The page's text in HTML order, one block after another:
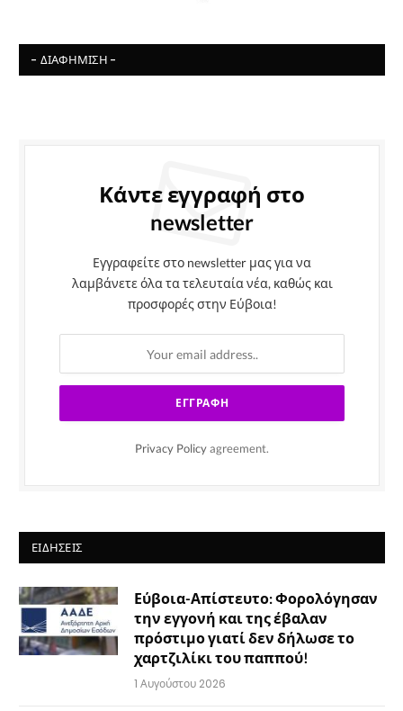
- ΔΙΑΦΉΜΙΣΗ -
Κάντε εγγραφή στο
newsletter
Εγγραφείτε στο newsletter μας για να
λαμβάνετε όλα τα τελευταία νέα, καθώς και
προσφορές στην Εύβοια!
Privacy Policy agreement.
ΕΙΔΉΣΕΙΣ
Εύβοια-Απίστευτο: Φορολόγησαν
την εγγονή και της έβαλαν
πρόστιμο γιατί δεν δήλωσε το
χαρτζιλίκι του παππού!
1 Αυγούστου 2026